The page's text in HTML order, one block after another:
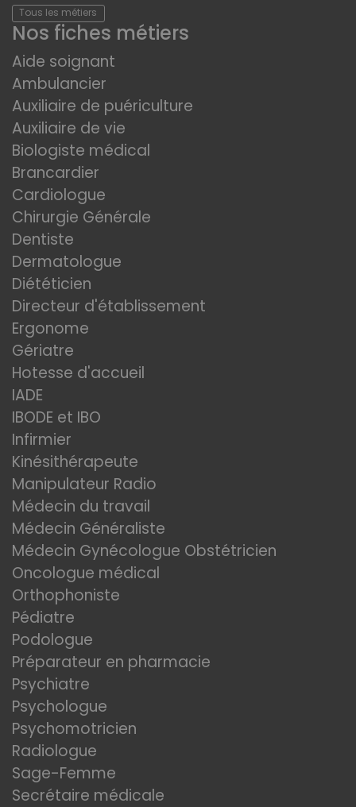
Tous les métiers
Nos fiches métiers
Aide soignant
Ambulancier
Auxiliaire de puériculture
Auxiliaire de vie
Biologiste médical
Brancardier
Cardiologue
Chirurgie Générale
Dentiste
Dermatologue
Diététicien
Directeur d'établissement
Ergonome
Gériatre
Hotesse d'accueil
IADE
IBODE et IBO
Infirmier
Kinésithérapeute
Manipulateur Radio
Médecin du travail
Médecin Généraliste
Médecin Gynécologue Obstétricien
Oncologue médical
Orthophoniste
Pédiatre
Podologue
Préparateur en pharmacie
Psychiatre
Psychologue
Psychomotricien
Radiologue
Sage-Femme
Secrétaire médicale